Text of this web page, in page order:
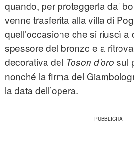
quando, per proteggerla dai
venne trasferita alla villa di
quell’occasione che si riuscì a
spessore del bronzo e a
decorativa del Toson d’oro sul
nonché la firma del
la data dell’opera.